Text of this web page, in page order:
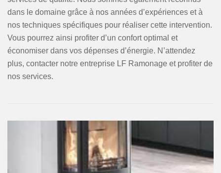
dans le domaine grâce à nos années d’expériences et à
nos techniques spécifiques pour réaliser cette intervention.
Vous pourrez ainsi profiter d’un confort optimal et
économiser dans vos dépenses d’énergie. N’attendez
plus, contacter notre entreprise LF Ramonage et profiter de
nos services.